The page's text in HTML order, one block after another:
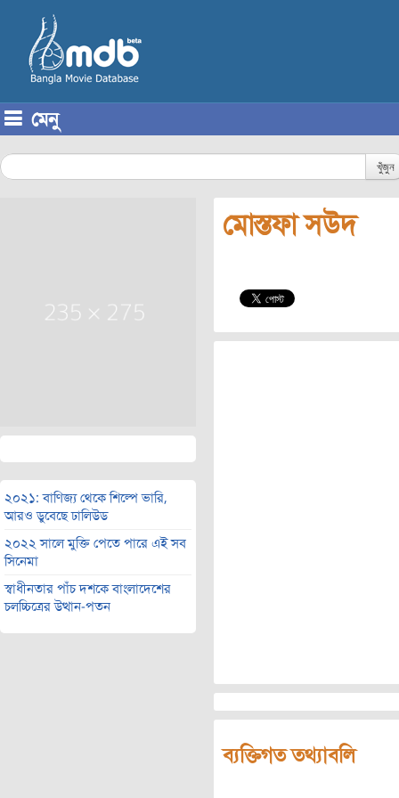
মেনু
খুঁজুন
২০২১: বাণিজ্য থেকে শিল্পে ভারি,
আরও ডুবেছে ঢালিউড
২০২২ সালে মুক্তি পেতে পারে এই সব
সিনেমা
স্বাধীনতার পাঁচ দশকে বাংলাদেশের
চলচ্চিত্রের উত্থান-পতন
মোস্তফা সউদ
ব্যক্তিগত তথ্যাবলি